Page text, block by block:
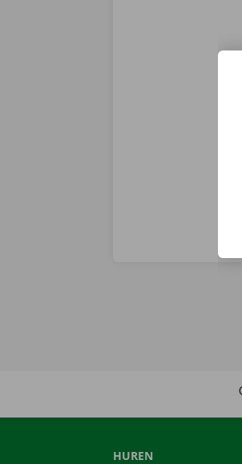
HUREN